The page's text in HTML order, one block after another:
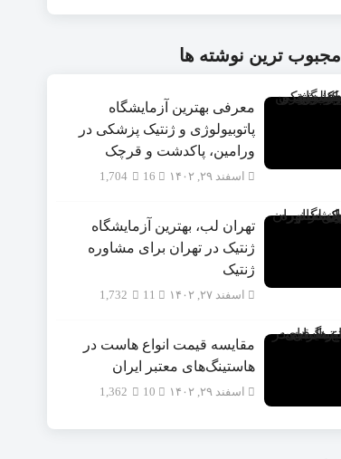
مجبوب ترین نوشته ها
معرفی بهترین آزمایشگاه
پاتوبیولوژی و ژنتیک پزشکی در
ورامین، پاکدشت و قرچک
اسفند ۲۹, ۱۴۰۲ 1,704
تهران لب، بهترین آزمایشگاه
ژنتیک در تهران برای مشاوره
ژنتیک
اسفند ۲۷, ۱۴۰۲ 1,732
مقایسه قیمت انواع هاست در
هاستینگ‌های معتبر ایران
اسفند ۲۹, ۱۴۰۲ 1,362